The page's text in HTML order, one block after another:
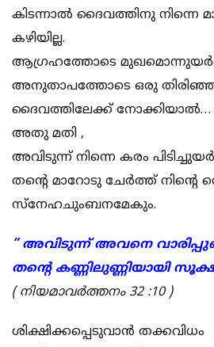
കിടന്നാൽ ദൈവത്തിനു നിന്നെ
കഴിയില്ല.
ആഗ്രഹത്തോടെ
അനുതാപത്തോടെ ഒരു
ദൈവത്തിലേക്ക് നോക്കിയാൽ…
അതു മതി ,
അവിടുന്ന് നിന്നെ കരം
തൻ്റെ മാറോടു ചേർത്ത് നിൻ്റെ
സ്നേഹചുംബനമേകും.
” അവിടുന്ന് അവനെ
തൻ്റെ കണ്ണിലുണ്ണിയായി
( നിയമാവർത്തനം 32 :10 )
ശിക്ഷിക്കപ്പെടുവാൻ തക്കവിധം